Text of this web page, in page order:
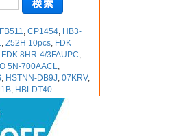
FB511,CP1454, HB3-
,Z52H 10pcs, FDK
FDK 8HR-4/3FAUPC,
5N-700AACL,
, HSTNN-DB9J,07KRV,
, HBLDT40